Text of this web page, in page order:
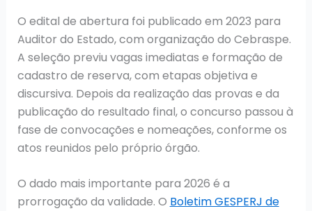
O edital de abertura foi publicado em 2023 para
Auditor do Estado, com organização do Cebraspe.
A seleção previu vagas imediatas e formação de
cadastro de reserva, com etapas objetiva e
discursiva. Depois da realização das provas e da
publicação do resultado final, o concurso passou à
fase de convocações e nomeações, conforme os
atos reunidos pelo próprio órgão.
O dado mais importante para 2026 é a
prorrogação da validade. O Boletim GESPERJ de